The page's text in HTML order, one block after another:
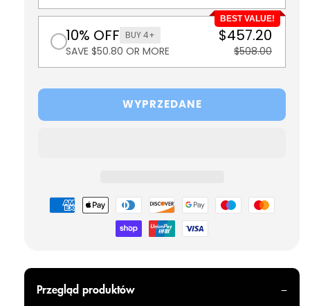
BEST VALUE!
10% OFF BUY 4+
SAVE $50.80 OR MORE
$457.20
$508.00
WYPRZEDANE
Metody
płatności
Przegląd produktów